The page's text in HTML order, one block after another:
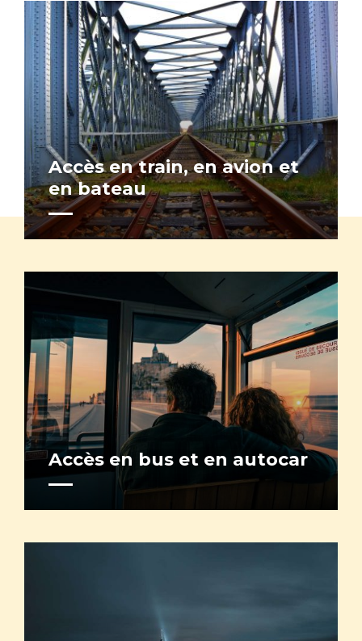
Accès en train, en avion et
en bateau
Accès en bus et en autocar